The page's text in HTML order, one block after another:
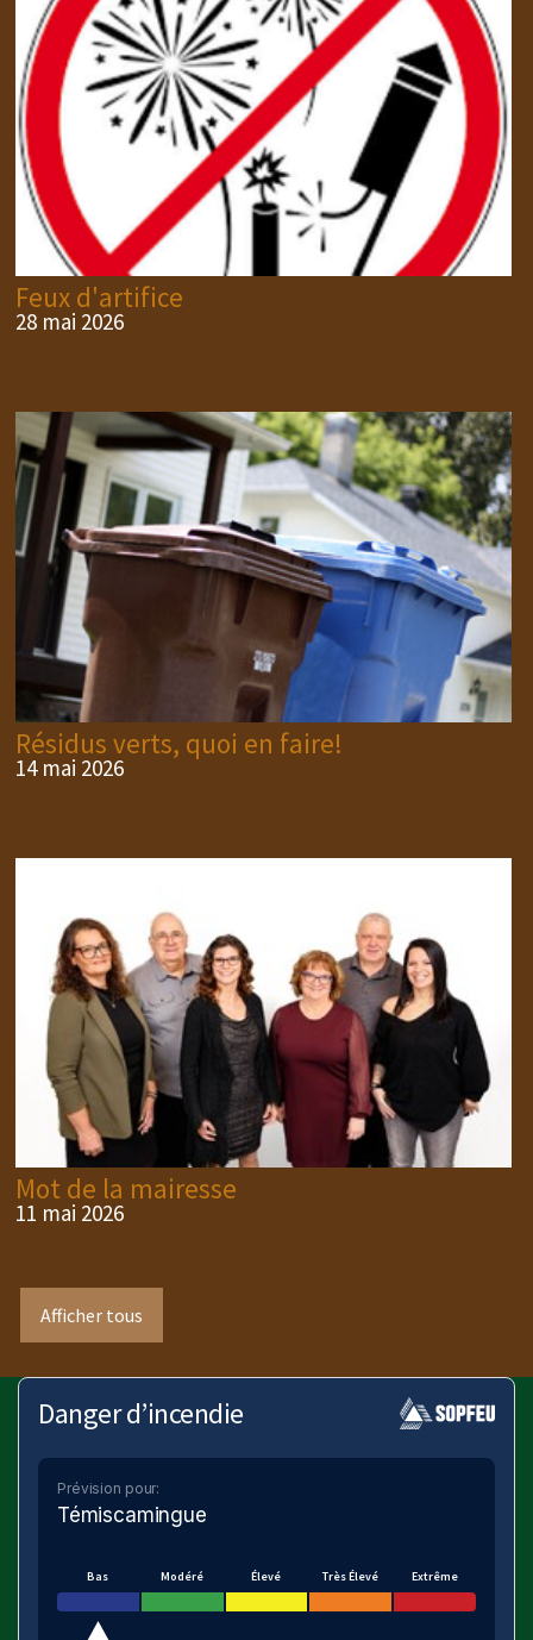
Feux d'artifice
28 mai 2026
Résidus verts, quoi en faire!
14 mai 2026
Mot de la mairesse
11 mai 2026
Afficher tous
Danger d’incendie
Prévision pour:
Témiscamingue
Bas Modéré Élevé Très Élevé Extrême